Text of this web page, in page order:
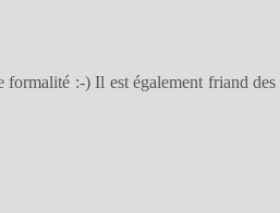
:-) Il est également friand